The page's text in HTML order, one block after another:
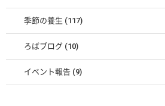
季節の養生 (117)
ろばブログ (10)
イベント報告 (9)